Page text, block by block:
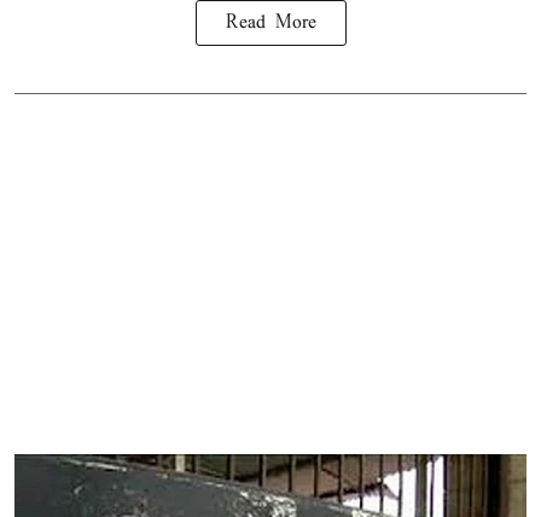
Read More